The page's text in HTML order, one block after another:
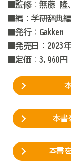
■監修：無藤 隆
■編：学研辞典
■発行：Gakken
■発売日：2023
■定価：3,960
本書
本書